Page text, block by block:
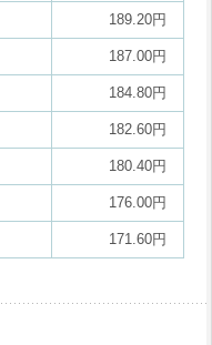
189.20円
187.00円
184.80円
182.60円
180.40円
176.00円
171.60円